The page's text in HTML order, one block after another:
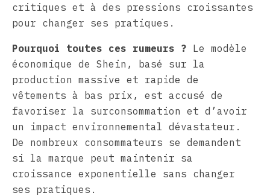
critiques et à des pressions croissantes
pour changer ses pratiques.
Pourquoi toutes ces rumeurs ? Le modèle
économique de Shein, basé sur la
production massive et rapide de
vêtements à bas prix, est accusé de
favoriser la surconsommation et d’avoir
un impact environnemental dévastateur.
De nombreux consommateurs se demandent
si la marque peut maintenir sa
croissance exponentielle sans changer
ses pratiques.